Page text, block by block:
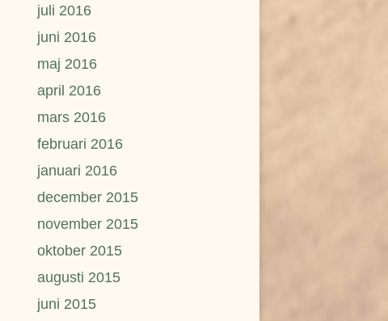
juli 2016
juni 2016
maj 2016
april 2016
mars 2016
februari 2016
januari 2016
december 2015
november 2015
oktober 2015
augusti 2015
juni 2015